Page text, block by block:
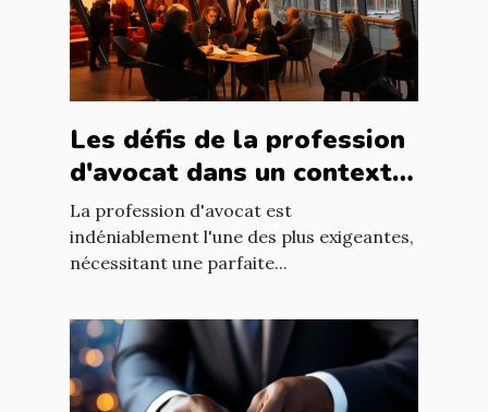
Les défis de la profession
d'avocat dans un contexte
international à Nantes
La profession d'avocat est
indéniablement l'une des plus exigeantes,
nécessitant une parfaite...